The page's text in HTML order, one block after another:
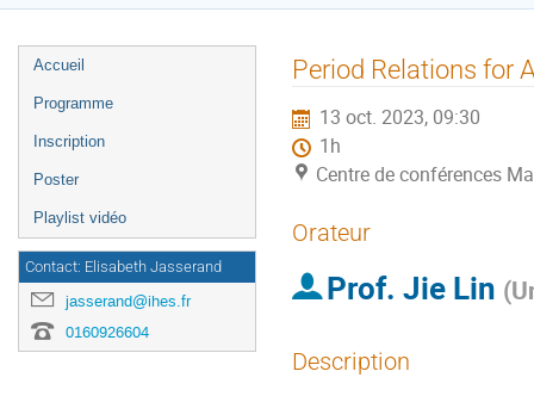
Menu
de
l'événement
Accueil
Programme
Inscription
Poster
Playlist vidéo
Contact: Elisabeth Jasserand
jasserand@ihes.fr
0160926604
Period Relations for
13 oct. 2023, 09:30
1h
Centre de conférences
Orateur
Prof. Jie Lin (
Description